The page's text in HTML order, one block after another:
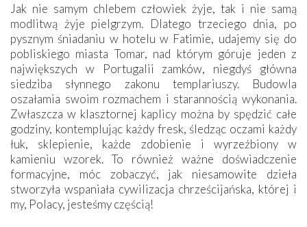
Jak nie samym chlebem człowiek żyje, tak i nie samą
modlitwą żyje pielgrzym. Dlatego trzeciego dnia, po
pysznym śniadaniu w hotelu w Fatimie, udajemy się do
pobliskiego miasta Tomar, nad którym góruje jeden z
największych w Portugalii zamków, niegdyś główna
siedziba słynnego zakonu templariuszy. Budowla
oszałamia swoim rozmachem i starannością wykonania.
Zwłaszcza w klasztornej kaplicy można by spędzić całe
godziny, kontemplując każdy fresk, śledząc oczami każdy
łuk, sklepienie, każde zdobienie i wyrzeźbiony w
kamieniu wzorek. To również ważne doświadczenie
formacyjne, móc zobaczyć, jak niesamowite dzieła
stworzyła wspaniała cywilizacja chrześcijańska, której i
my, Polacy, jesteśmy częścią!